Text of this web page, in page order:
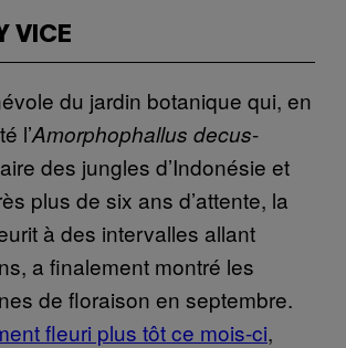
VICE
du jardin botanique qui, en
l’Amorphophallus decus-
des jungles d’Indonésie et
plus de six ans d’attente, la
à des intervalles allant
a finalement montré les
de floraison en septembre.
fleuri plus tôt ce mois-ci,